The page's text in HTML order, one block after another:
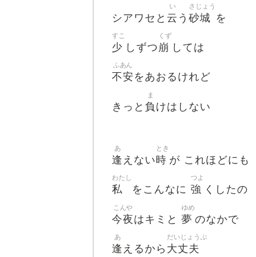
シアワセと 云
い
う 砂城
さじょう
を
少
すこ
しずつ 崩
くず
しては
不安
ふあん
をあおるけれど
きっと 負
ま
けはしない
逢
あ
えない時
とき
が これほどにも
私
わたし
をこんなに 強
つよ
くしたの
今夜
こんや
はキミと 夢
ゆめ
のなかで
逢
あ
えるから 大丈夫
だいじょうぶ